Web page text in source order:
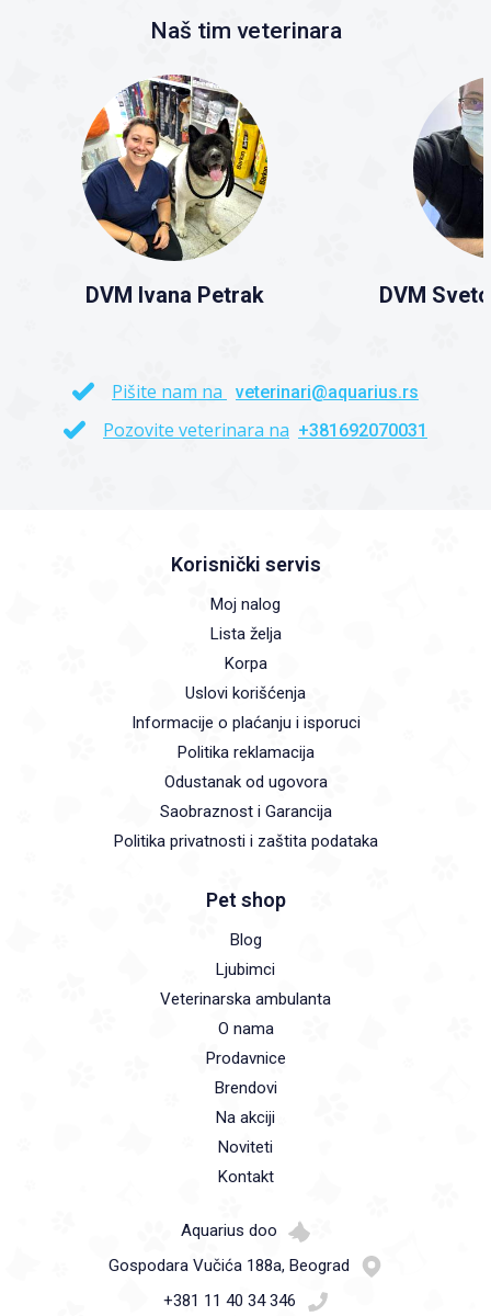
Naš tim veterinara
DVM Ivana Petrak DVM
Pišite nam na veterinari@aquarius.rs
Pozovite veterinara na +381692070031
Korisnički servis
Moj nalog
Lista želja
Korpa
Uslovi korišćenja
Informacije o plaćanju i isporuci
Politika reklamacija
Odustanak od ugovora
Saobraznost i Garancija
Politika privatnosti i zaštita podataka
Pet shop
Blog
Ljubimci
Veterinarska ambulanta
O nama
Prodavnice
Brendovi
Na akciji
Noviteti
Kontakt
Aquarius doo
Gospodara Vučića 188a, Beograd
+381 11 40 34 346